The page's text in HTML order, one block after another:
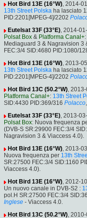
Hot Bird 13E (16°W), 2014-
13th Street Polska ha lasciato
PID:2201[MPEG-4]/2202
Eutelsat 33F (33°E), 2014-
Polsat Box & Platforma Canal+:
Mediaguard 3 & Nagravision 3
FEC:3/4 SID:4680 PID:1080/
Hot Bird 13E (16°W), 2013-
13th Street Polska ha lasciato
PID:2201[MPEG-4]/2202
Hot Bird 13C (50.2°W),
Platforma Canal+: 13th Street
SID:4430 PID:369/316 Polacco
Eutelsat 33F (33°E), 2013-
Polsat Box: Nuova frequenza
(DVB-S SR:29900 FEC:3/4
Nagravision 3 & Viaccess 4.0).
Hot Bird 13E (16°W), 2013-
Nuova frequenza per 13th
SR:27500 FEC:3/4 SID:1160
Viaccess 4.0).
Hot Bird 13E (16°W), 2012-
Un nuovo canale in DVB-S2 :
pol.H SR:27500 FEC:3/4
Inglese - Viaccess 4.0.
Hot Bird 13C (50.2°W),